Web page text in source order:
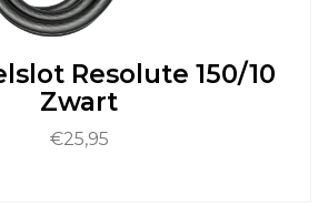
Resolute 150/10
Zwart
€25,95